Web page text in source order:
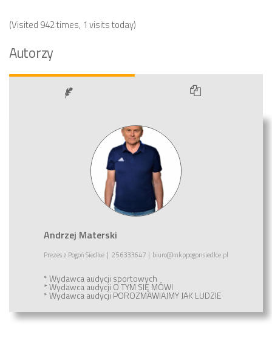
(Visited 942 times, 1 visits today)
Autorzy
Andrzej Materski
Prezesz Pogoń Siedlce | 25 6333647 | biuro@mkppogonsiedlce.pl
* Wydawca audycji sportowych
* Wydawca audycji O TYM SIĘ MÓWI
* Wydawca audycji POROZMAWIAJMY JAK LUDZIE